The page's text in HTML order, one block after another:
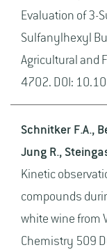
Evaluation of 3-
Sulfanylhexyl
Agricultural and
4702. DOI:
Schnitker F.A.,
Jung R.,
Kinetic
compounds
white wine from
Chemistry 509